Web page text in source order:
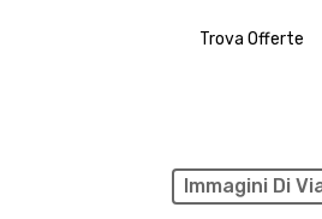
Trova Offerte
Immagini Di